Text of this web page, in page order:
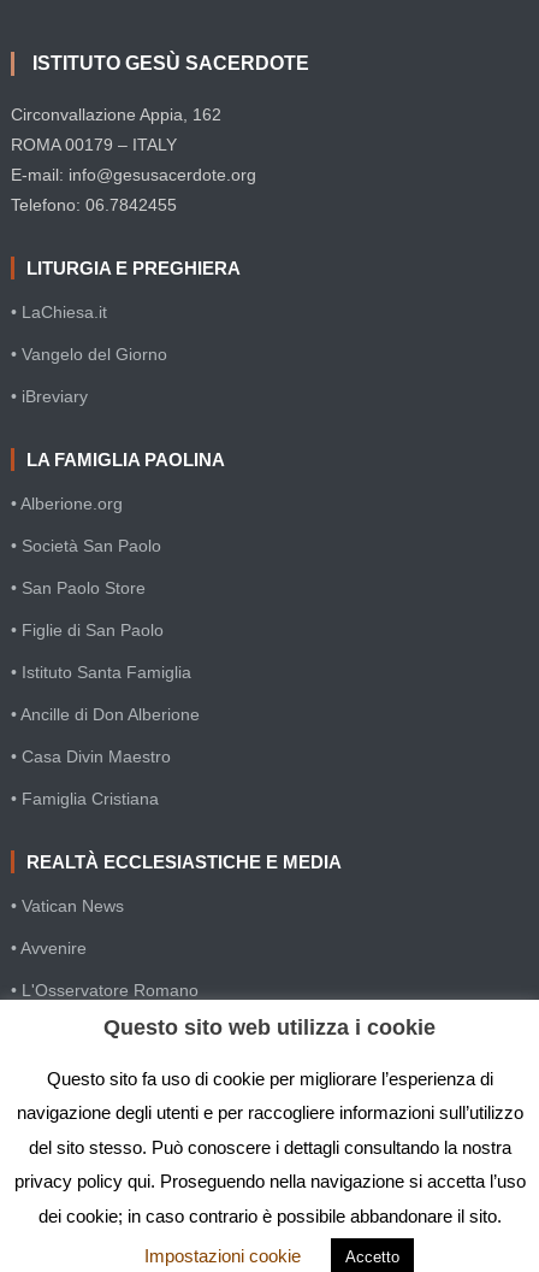
ISTITUTO GESÙ SACERDOTE
Circonvallazione Appia, 162
ROMA 00179 – ITALY
E-mail: info@gesusacerdote.org
Telefono: 06.7842455
LITURGIA E PREGHIERA
• LaChiesa.it
• Vangelo del Giorno
• iBreviary
LA FAMIGLIA PAOLINA
• Alberione.org
• Società San Paolo
• San Paolo Store
• Figlie di San Paolo
• Istituto Santa Famiglia
• Ancille di Don Alberione
• Casa Divin Maestro
• Famiglia Cristiana
REALTÀ ECCLESIASTICHE E MEDIA
• Vatican News
• Avvenire
• L'Osservatore Romano
• SIR Agenzia d'informazione
• Gesuiti Villapizzone
• Settimana della Comunicazione
• Festival Biblico
Questo sito web utilizza i cookie
Questo sito fa uso di cookie per migliorare l’esperienza di
navigazione degli utenti e per raccogliere informazioni sull’utilizzo
del sito stesso. Può conoscere i dettagli consultando la nostra
privacy policy qui. Proseguendo nella navigazione si accetta l’uso
dei cookie; in caso contrario è possibile abbandonare il sito.
Impostazioni cookie
Accetto